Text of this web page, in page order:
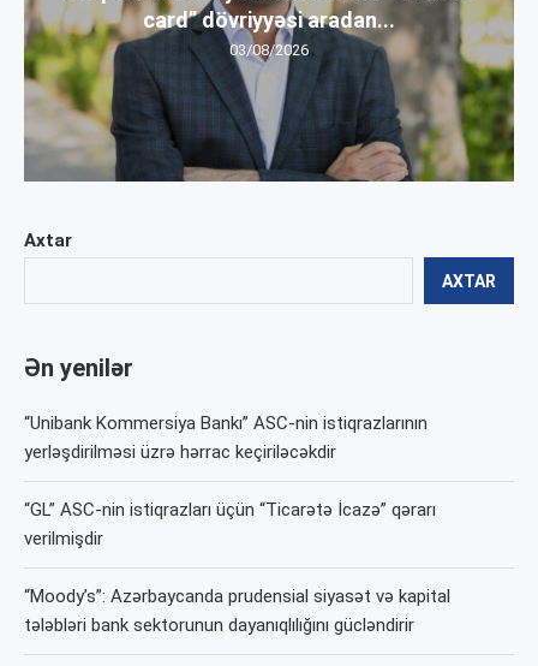
Axtar
AXTAR
Ən yenilər
“Unibank Kommersiya Bankı” ASC-nin istiqrazlarının
yerləşdirilməsi üzrə hərrac keçiriləcəkdir
“GL” ASC-nin istiqrazları üçün “Ticarətə İcazə” qərarı
verilmişdir
“Moody’s”: Azərbaycanda prudensial siyasət və kapital
tələbləri bank sektorunun dayanıqlılığını gücləndirir
card” dövriyyəsi aradan...
03/08/2026